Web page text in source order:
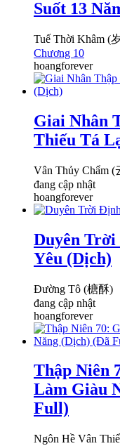
Suốt 13
Tuế Thời Khâm (
Chương 10
hoangforever
Giai Nhân
Thiếu Tá
Vân Thủy Chẩm (
đang cập nhật
hoangforever
Duyên
Yêu (Dịch)
Đường Tô (榶酥)
đang cập nhật
hoangforever
Thập Niên
Làm Giàu
Full)
Ngôn Hề Vân